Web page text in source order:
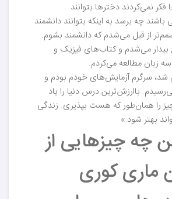
نمی‌کردند دخترها بتوانند
چه برسد به اینکه بتوانند دانشمند
از قبل می‌شدم که دانشمند بشوم.
می‌شدم و کتاب‌های فیزیک و
سه زبان مطالعه می‌کردم.
سرگرم آزمایش‌های خودم بودم و
باارزش‌ترین درس دنیا را یاد
را همان‌طور که هست بپذیری. زندگی
بهتر شود.»
چه چیزهایی از
ماری کوری